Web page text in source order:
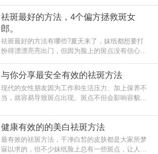
祛斑最好的方法，4个偏方拯救斑女
郎。
祛斑最好的方法有哪些?夏天来了，妹纸都想要打
扮得漂漂亮亮出门，但因为脸上的斑点没有信心，
与你分享最安全有效的祛斑方法
现代的女性朋友因为工作和生活压力、加上保养不
当，就容易导致斑点出现。斑点不但会影响容貌和
之九十五的长斑者因为斑点
健康有效的的美白祛斑方法
最有效的祛斑方法，干净白皙的皮肤都是大家所梦
寐以求的，但不少妹纸脸上总有一些斑点，让人总